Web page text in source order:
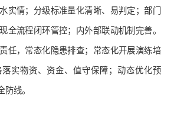
实情；分级标准量化清晰、易判定；部门
全流程闭环管控；内外部联动机制完善。
任，常态化隐患排查；常态化开展演练培
实物资、资金、值守保障；动态优化预
防线。